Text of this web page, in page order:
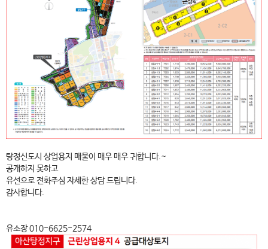
탕정신도시 상업용지 매물이 매우 매우 귀합니다.~
공개하지 못하고
유선으로 전화주심 자세한 상담 드립니다.
감사합니다.
유소장 010-6625-2574